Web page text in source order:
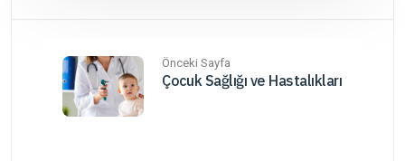
Önceki Sayfa
Çocuk Sağlığı ve Hastalıkları